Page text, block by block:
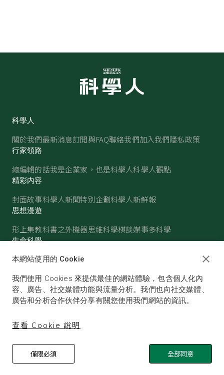
科學人
關於我們最新消息訂閱與FAQ聯絡我們加入我們隱私政策
行家領路
總編輯的話我是企業家，也是科學人科學人觀點
精彩內容
封面故事科學人新聞特別企劃科學人新鮮報
思想漫遊
形上集教科書之外機器思維科學棋談媒事多科學
生命科學
醫學古生物心理學生態學
物理 化學地球科學天文
© SCIENTIFIC AMERICAN, A DIVISION OF NATURE
AMERICA, INC.ALL RIGHTS RESERVED.
本網站使用的 Cookie
我們使用 Cookies 來提供最佳的網站體驗，包含個人化內
容、廣告、社交媒體功能與流量分析。我們也向社交媒體、
廣告和分析合作伙伴分享有關您使用我們網站的資訊。
查看 Cookie 說明
僅限必須 全部同意